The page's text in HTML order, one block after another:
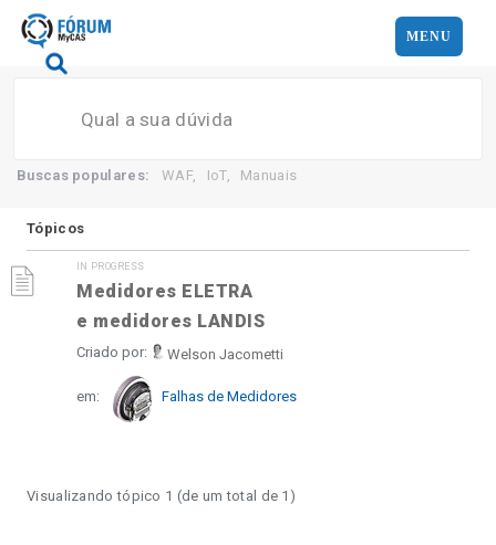
MENU
Buscas populares: WAF, IoT, Manuais
Tópicos
IN PROGRESS
Medidores ELETRA
e medidores LANDIS
Criado por: Welson Jacometti
em: Falhas de Medidores
Visualizando tópico 1 (de um total de 1)